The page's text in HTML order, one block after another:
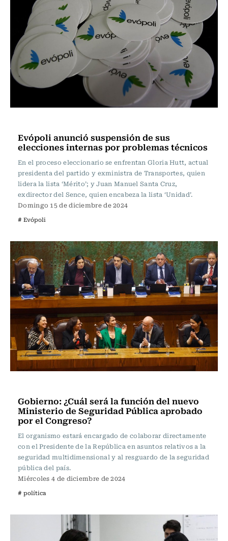
Evópoli anunció suspensión de sus
elecciones internas por problemas técnicos
En el proceso eleccionario se enfrentan Gloria Hutt, actual
presidenta del partido y exministra de Transportes, quien
lidera la lista ‘Mérito’; y Juan Manuel Santa Cruz,
exdirector del Sence, quien encabeza la lista ‘Unidad’.
Domingo 15 de diciembre de 2024
# Evópoli
Gobierno: ¿Cuál será la función del nuevo
Ministerio de Seguridad Pública aprobado
por el Congreso?
El organismo estará encargado de colaborar directamente
con el Presidente de la República en asuntos relativos a la
seguridad multidimensional y al resguardo de la seguridad
pública del país.
Miércoles 4 de diciembre de 2024
# política